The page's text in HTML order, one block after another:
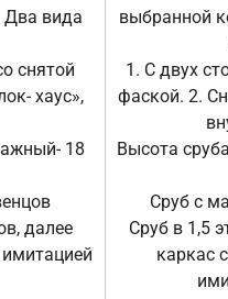
Два вида
снятой
хаус»,
18
далее
выбранной
1. С двух
фаской. 2.
Высота
Сруб с
Сруб в 1,5
каркас